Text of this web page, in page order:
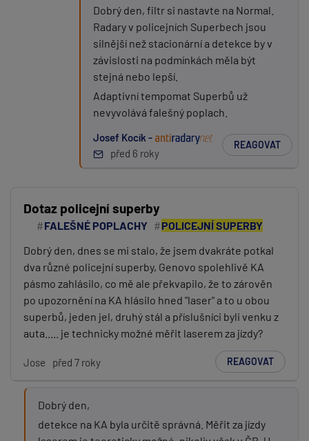
Dobrý den, filtr si nastavte na Normal.
Radary v policejních Superbech jsou
silnější než stacionární a detekce by v
závislosti na podmínkách měla být
stejná nebo lepší.
Adaptivní tempomat Superbů už
nevyvolává falešný poplach.
Josef Kocík -
před 6 roky
REAGOVAT
Dotaz policejní superby
FALEŠNÉ POPLACHY
POLICEJNÍ SUPERBY
Dobrý den, dnes se mi stalo, že jsem dvakráte potkal
dva různé policejní superby, Genovo spolehlivě KA
pásmo zahlásilo, co mě ale překvapilo, že to zárověn
po upozornění na KA hlásilo hned "laser" a to u obou
superbů, jeden jel, druhý stál a příslušníci byli venku z
auta..... je technicky možné měřit laserem za jízdy?
Jose před 7 roky REAGOVAT
Dobrý den,
detekce na KA byla určitě správná. Měřit za jízdy